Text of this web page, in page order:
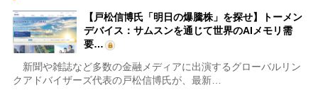
【戸松信博氏「明日の爆騰株」を探せ】トーメン
デバイス：サムスンを通じて世界のAIメモリ需
要…
新聞や雑誌など多数の金融メディアに出演するグローバルリン
クアドバイザーズ代表の戸松信博氏が、最新…